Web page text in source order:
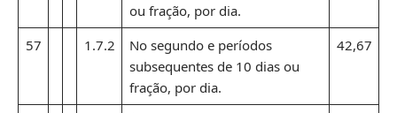
ou fração, por dia.
57 1.7.2
No segundo e períodos
subsequentes de 10 dias ou
fração, por dia.
42,67